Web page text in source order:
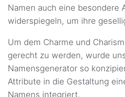
Namen auch eine besondere
widerspiegeln, um ihre
Um dem Charme und
gerecht zu werden, wurde
Namensgenerator so
Attribute in die Gestaltung
Namens integriert.